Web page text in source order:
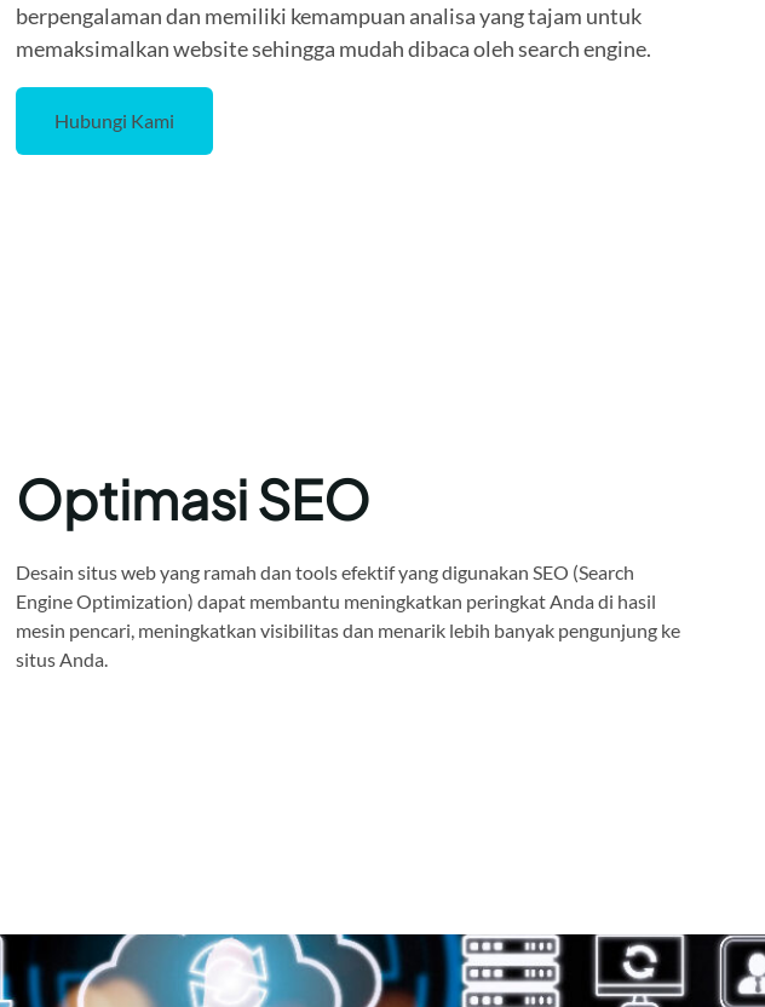
berpengalaman dan memiliki kemampuan analisa yang tajam untuk
memaksimalkan website sehingga mudah dibaca oleh search engine.
Hubungi Kami
Optimasi SEO
Desain situs web yang ramah dan tools efektif yang digunakan SEO (Search
Engine Optimization) dapat membantu meningkatkan peringkat Anda di hasil
mesin pencari, meningkatkan visibilitas dan menarik lebih banyak pengunjung ke
situs Anda.